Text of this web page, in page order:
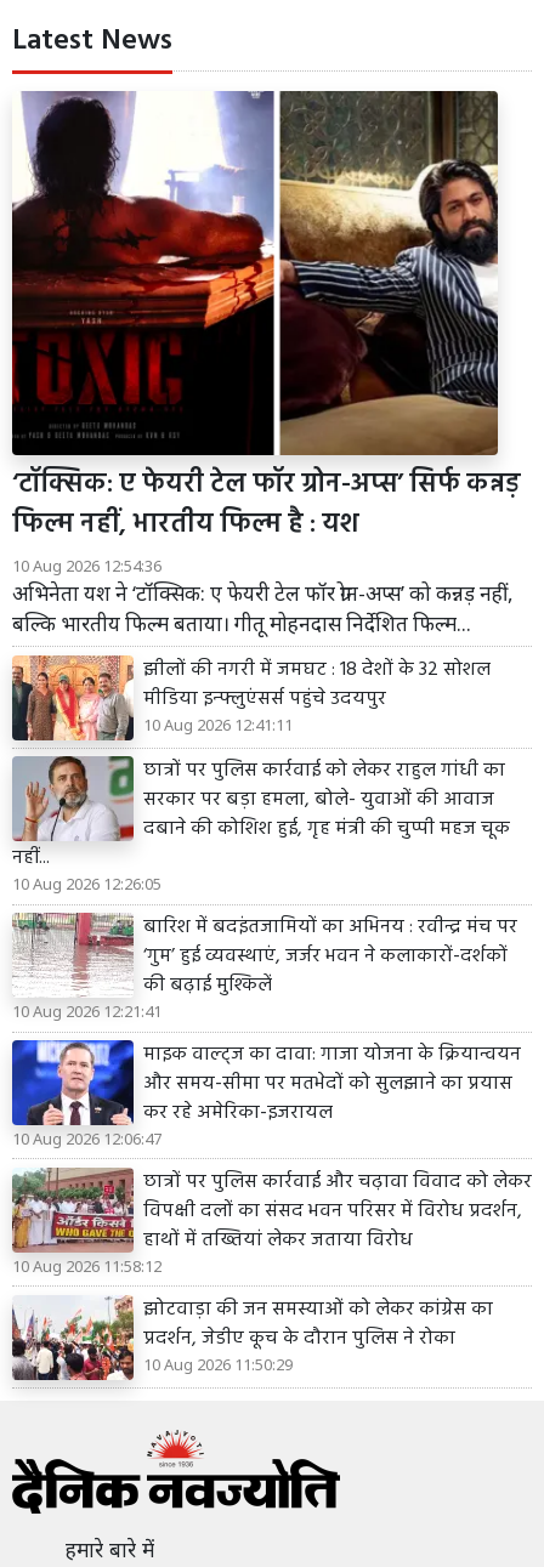
Latest News
‘टॉक्सिक: ए फेयरी टेल फॉर ग्रोन-अप्स’ सिर्फ कन्नड़
फिल्म नहीं, भारतीय फिल्म है : यश
10 Aug 2026 12:54:36
अभिनेता यश ने ‘टॉक्सिक: ए फेयरी टेल फॉर ग्रोन-अप्स’ को कन्नड़ नहीं,
बल्कि भारतीय फिल्म बताया। गीतू मोहनदास निर्देशित फिल्म...
झीलों की नगरी में जमघट : 18 देशों के 32 सोशल
मीडिया इन्फ्लुएंसर्स पहुंचे उदयपुर
10 Aug 2026 12:41:11
छात्रों पर पुलिस कार्रवाई को लेकर राहुल गांधी का
सरकार पर बड़ा हमला, बोले- युवाओं की आवाज
दबाने की कोशिश हुई, गृह मंत्री की चुप्पी महज चूक
नहीं...
10 Aug 2026 12:26:05
बारिश में बदइंतजामियों का अभिनय : रवीन्द्र मंच पर
‘गुम’ हुई व्यवस्थाएं, जर्जर भवन ने कलाकारों-दर्शकों
की बढ़ाई मुश्किलें
10 Aug 2026 12:21:41
माइक वाल्ट्ज का दावा: गाजा योजना के क्रियान्वयन
और समय-सीमा पर मतभेदों को सुलझाने का प्रयास
कर रहे अमेरिका-इजरायल
10 Aug 2026 12:06:47
छात्रों पर पुलिस कार्रवाई और चढ़ावा विवाद को लेकर
विपक्षी दलों का संसद भवन परिसर में विरोध प्रदर्शन,
हाथों में तख्तियां लेकर जताया विरोध
10 Aug 2026 11:58:12
झोटवाड़ा की जन समस्याओं को लेकर कांग्रेस का
प्रदर्शन, जेडीए कूच के दौरान पुलिस ने रोका
10 Aug 2026 11:50:29
हमारे बारे में